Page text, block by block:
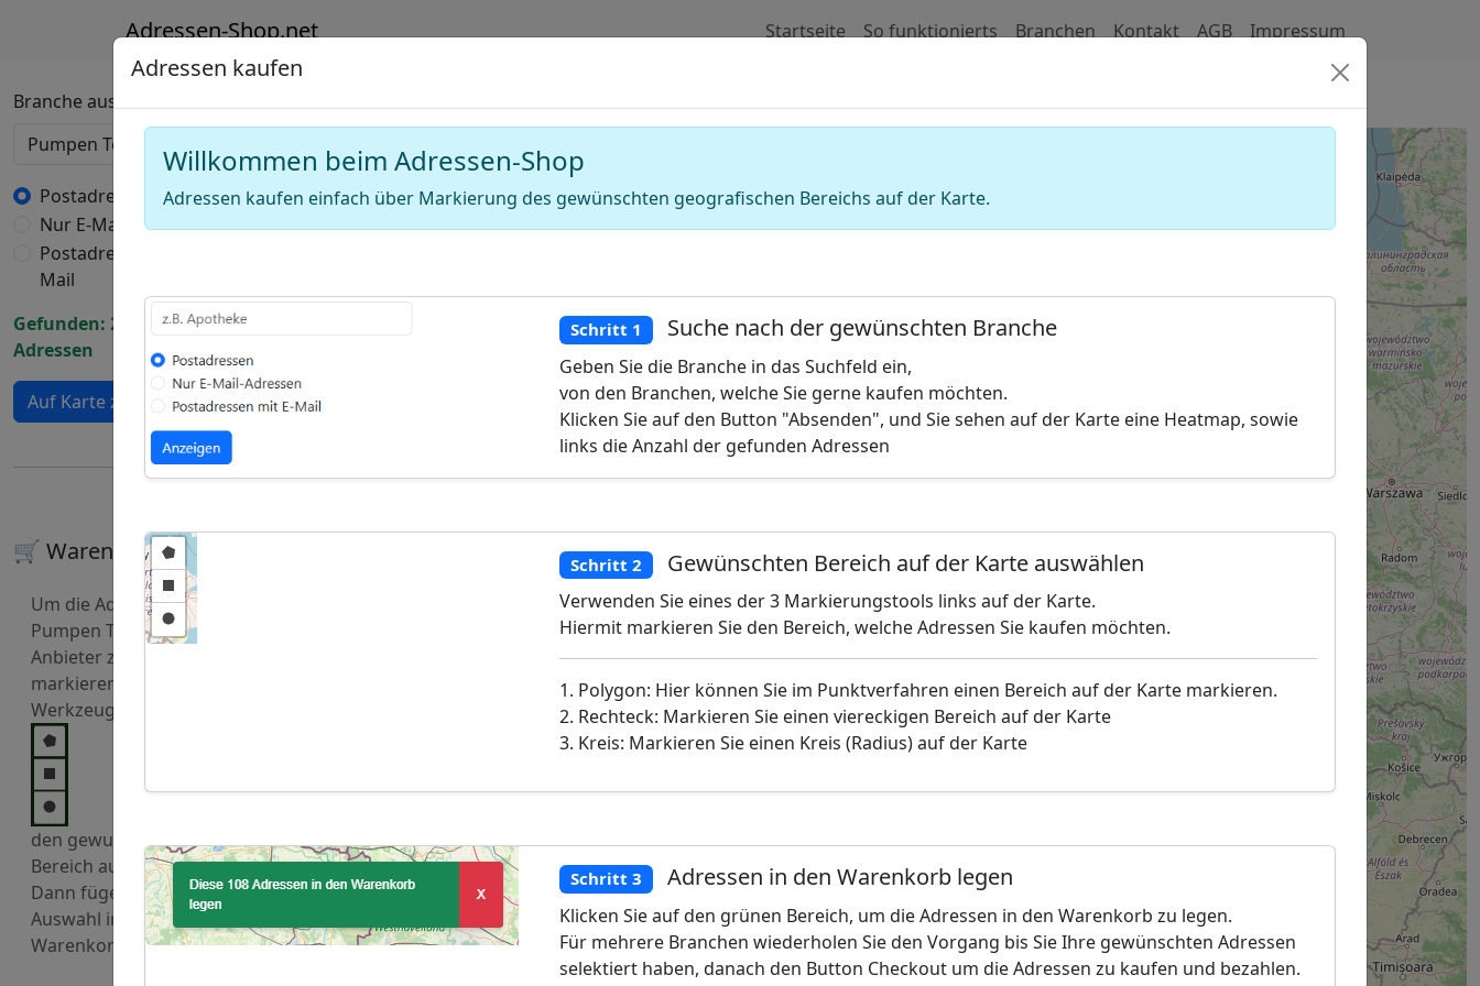
Adressen-Shop.net Startseite So funktionierts Branchen Kontakt AGB Impressum
Branche auswählen
Postadressen
Nur E-Mail-Adressen
Postadressen mit E-
Mail
Gefunden: 2763
Adressen
Auf Karte zeigen
🛒 Warenkorb
Um die Adressen von
Pumpen Technik und
Anbieter zu kaufen,
markieren Sie mit den
Werkzeugen
den gewuenschten
Bereich auf der Karte.
Dann fügen Sie diese
Auswahl in den
Warenkorb hinzu.
Deutschland Karte für Adressen von Pumpen Technik und Anbieter (Pumpentechnik)
+
−
polygon
a
Draw
layers
Delete
Adressen kaufen
Willkommen beim Adressen-Shop
Adressen kaufen einfach über Markierung des gewünschten geografischen Bereichs auf der Karte.
Schritt 1 Suche nach der gewünschten Branche
Geben Sie die Branche in das Suchfeld ein,
von den Branchen, welche Sie gerne kaufen möchten.
Klicken Sie auf den Button "Absenden", und Sie sehen auf der Karte eine Heatmap, sowie
links die Anzahl der gefunden Adressen
Schritt 2 Gewünschten Bereich auf der Karte auswählen
Verwenden Sie eines der 3 Markierungstools links auf der Karte.
Hiermit markieren Sie den Bereich, welche Adressen Sie kaufen möchten.
1. Polygon: Hier können Sie im Punktverfahren einen Bereich auf der Karte markieren.
2. Rechteck: Markieren Sie einen viereckigen Bereich auf der Karte
3. Kreis: Markieren Sie einen Kreis (Radius) auf der Karte
Schritt 3 Adressen in den Warenkorb legen
Klicken Sie auf den grünen Bereich, um die Adressen in den Warenkorb zu legen.
Für mehrere Branchen wiederholen Sie den Vorgang bis Sie Ihre gewünschten Adressen
selektiert haben, danach den Button Checkout um die Adressen zu kaufen und bezahlen.